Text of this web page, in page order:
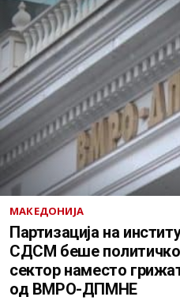
МАКЕДОНИЈА
Партизација на
СДСМ беше политичко
сектор наместо
од ВМРО-ДПМНЕ